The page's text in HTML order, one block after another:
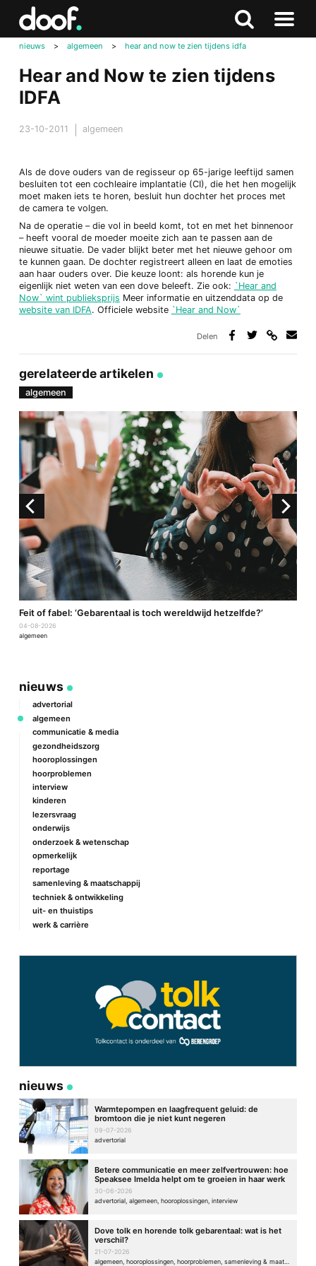
Zoeken
Naar
nieuws > algemeen > hear and now te zien tijdens idfa
Hear and Now te zien tijdens
IDFA
23-10-2011 algemeen
Als de dove ouders van de regisseur op 65-jarige leeftijd samen
besluiten tot een cochleaire implantatie (CI), die het hen mogelijk
moet maken iets te horen, besluit hun dochter het proces met
de camera te volgen.
Na de operatie – die vol in beeld komt, tot en met het binnenoor
– heeft vooral de moeder moeite zich aan te passen aan de
nieuwe situatie. De vader blijkt beter met het nieuwe gehoor om
te kunnen gaan. De dochter registreert alleen en laat de emoties
aan haar ouders over. Die keuze loont: als horende kun je
eigenlijk niet weten van een dove beleeft. Zie ook: `Hear and
Now` wint publieksprijs Meer informatie en uitzenddata op de
website van IDFA. Officiele website `Hear and Now`
Delen
gerelateerde artikelen
algemeen
Feit of fabel: ‘Gebarentaal is toch wereldwijd hetzelfde?’
04-08-2026
algemeen
nieuws
advertorial
algemeen
communicatie & media
gezondheidszorg
hooroplossingen
hoorproblemen
interview
kinderen
lezersvraag
onderwijs
onderzoek & wetenschap
opmerkelijk
reportage
samenleving & maatschappij
techniek & ontwikkeling
uit- en thuistips
werk & carrière
nieuws
Warmtepompen en laagfrequent geluid: de
bromtoon die je niet kunt negeren
09-07-2026
advertorial
Betere communicatie en meer zelfvertrouwen: hoe
Speaksee Imelda helpt om te groeien in haar werk
30-06-2026
advertorial, algemeen, hooroplossingen, interview
Dove tolk en horende tolk gebarentaal: wat is het
verschil?
21-07-2026
algemeen, hooroplossingen, hoorproblemen, samenleving & maatschappij
Doof.nl
Zoeken